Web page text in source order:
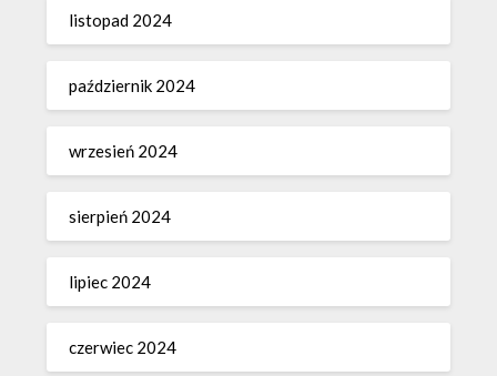
listopad 2024
październik 2024
wrzesień 2024
sierpień 2024
lipiec 2024
czerwiec 2024